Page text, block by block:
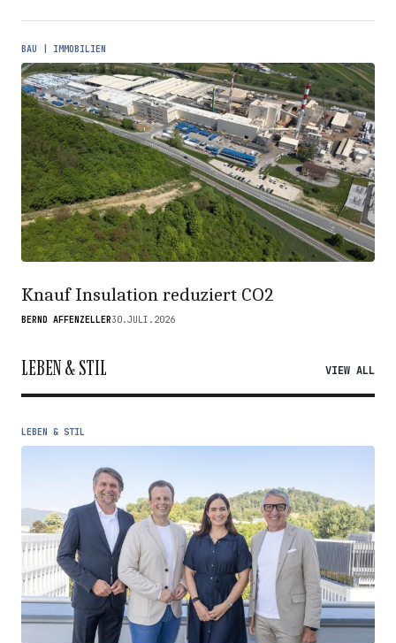
BAU | IMMOBILIEN
Knauf Insulation reduziert CO2
BERND AFFENZELLER30.JULI.2026
LEBEN & STIL VIEW ALL
LEBEN & STIL